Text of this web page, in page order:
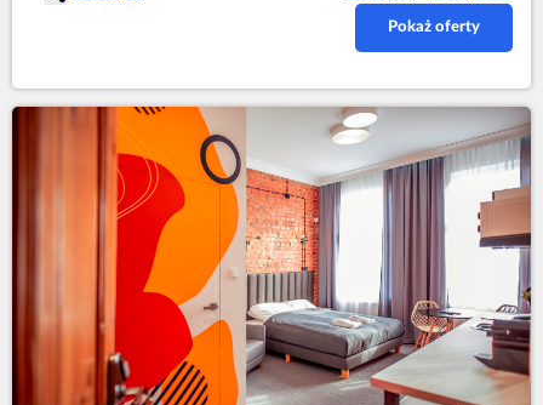
Pokaż oferty